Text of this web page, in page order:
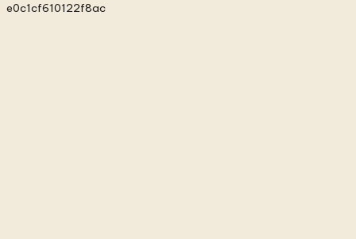
e0c1cf610122f8ac